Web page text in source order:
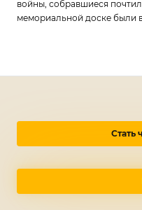
войны, собравшиеся
мемориальной доске были
Стать